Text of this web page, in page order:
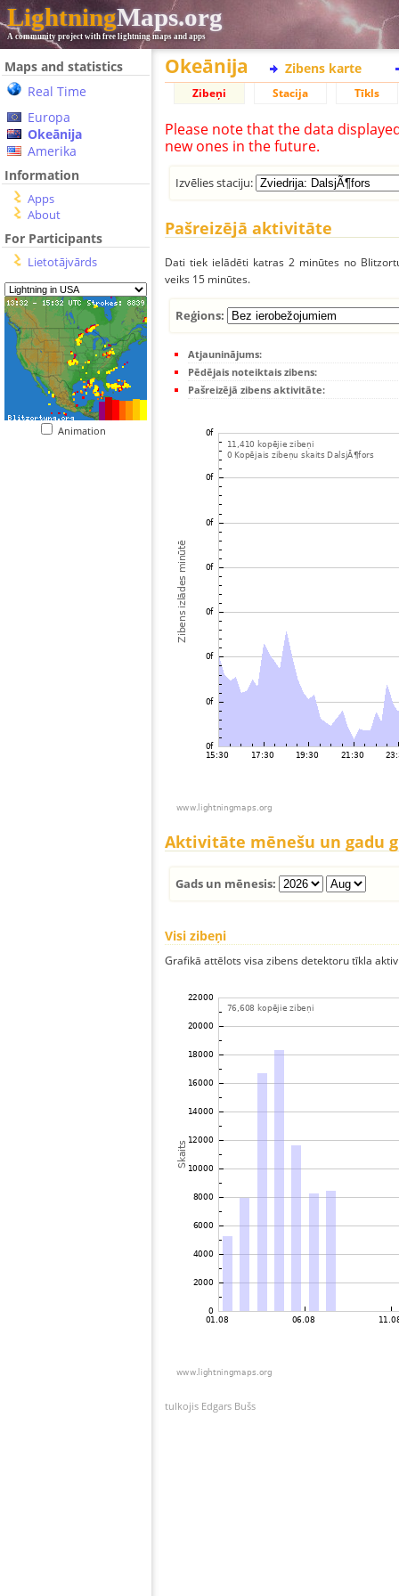
LightningMaps.org
A community project with free lightning maps and apps
Maps and statistics
Real Time
Europa
Okeānija
Amerika
Information
Apps
About
For Participants
Lietotājvārds
Animation
Okeānija Zibens karte
Zibeņi Stacija Tīkls
Please note that the data
new ones in the future.
Izvēlies staciju:
Pašreizējā aktivitāte
Dati tiek ielādēti katras 2 minūtes no
veiks 15 minūtes.
Reģions:
Atjauninājums:
Pēdējais noteiktais zibens:
Pašreizējā zibens aktivitāte:
Aktivitāte mēnešu un gadu
Gads un mēnesis:
Visi zibeņi
Grafikā attēlots visa zibens detektoru tīkla
tulkojis Edgars Bušs